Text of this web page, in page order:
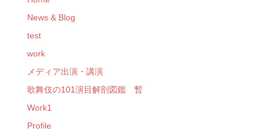
News & Blog
test
work
メディア出演・講演
歌舞伎の101演目解剖図鑑 暫
Work1
Profile